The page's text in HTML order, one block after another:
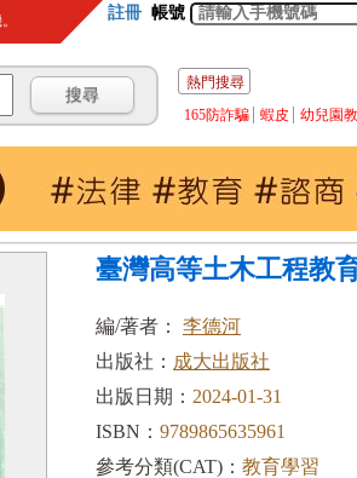
註冊 帳號
熱門搜尋
165防詐騙
蝦皮 幼兒園
臺灣高等土木工程教
編/著者： 李德河
出版社： 成大出版社
出版日期： 2024-01-31
ISBN： 9789865635961
參考分類(CAT)： 教育學習